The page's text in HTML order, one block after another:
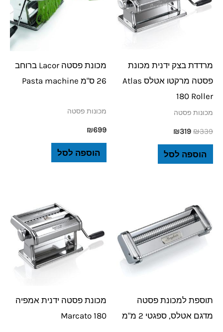
מרדדת בצק ידנית מכונת
פסטה מרקטו אטלס Atlas
180 Roller
מכונות פסטה
₪339
₪319
הוספה לסל
מכונת פסטה Lacor ברוחב
26 ס"מ Pasta machine
מכונות פסטה
₪699
הוספה לסל
תוספת למכונת פסטה
מדגם אטלס, ספגטי 2 מ"מ
מכונת פסטה ידנית אמפיה
180 Marcato